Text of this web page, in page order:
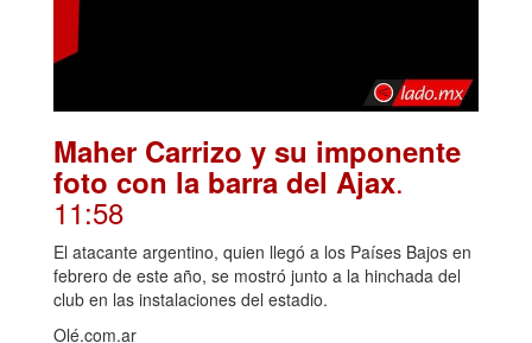
Maher Carrizo y su imponente
foto con la barra del Ajax.
11:58
El atacante argentino, quien llegó a los Países Bajos en
febrero de este año, se mostró junto a la hinchada del
club en las instalaciones del estadio.
Olé.com.ar